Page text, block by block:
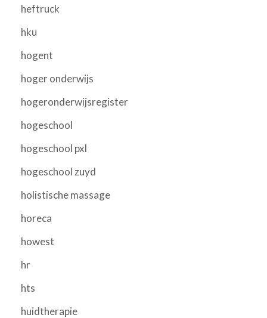
heftruck
hku
hogent
hoger onderwijs
hogeronderwijsregister
hogeschool
hogeschool pxl
hogeschool zuyd
holistische massage
horeca
howest
hr
hts
huidtherapie